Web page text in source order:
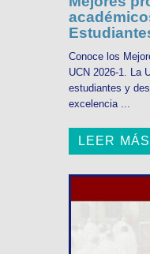
Conoce los
UCN 2026-1. La
estudiantes y
excelencia ...
LEER MÁS